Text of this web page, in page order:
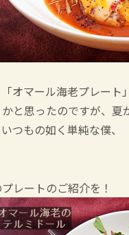
オマール海老プレート
と思ったのですが、
つもの如く単純な僕
レートのご紹介を！